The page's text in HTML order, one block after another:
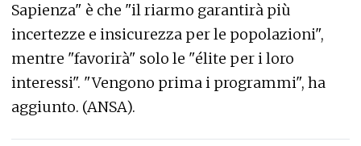
Sapienza" è che "il riarmo garantirà più
incertezze e insicurezza per le popolazioni",
mentre "favorirà" solo le "élite per i loro
interessi". "Vengono prima i programmi", ha
aggiunto. (ANSA).